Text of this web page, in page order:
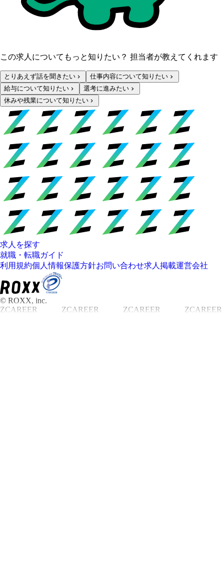
この求人についてもっと知りたい？ 担当者が教えてくれます
とりあえず話を聞きたい
仕事内容について知りたい
給与について知りたい
選考に進みたい
休みや残業について知りたい
求人を探す
就職・転職ガイド
利用規約個人情報保護方針お問い合わせ求人掲載運営会社
© ROXX, inc.
ZCAREER
ZCAREER ZCAREER ZCAREER